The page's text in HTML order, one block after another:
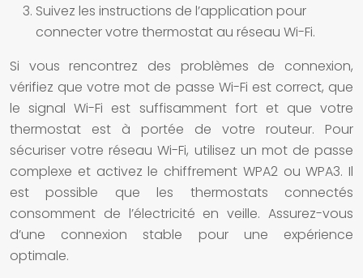
Suivez les instructions de l’application pour
connecter votre thermostat au réseau Wi-Fi.
Si vous rencontrez des problèmes de connexion,
vérifiez que votre mot de passe Wi-Fi est correct, que
le signal Wi-Fi est suffisamment fort et que votre
thermostat est à portée de votre routeur. Pour
sécuriser votre réseau Wi-Fi, utilisez un mot de passe
complexe et activez le chiffrement WPA2 ou WPA3. Il
est possible que les thermostats connectés
consomment de l’électricité en veille. Assurez-vous
d’une connexion stable pour une expérience
optimale.